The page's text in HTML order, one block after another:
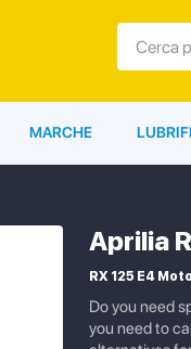
MARCHE
Aprilia
RX 125 E4
Do you need
you need to